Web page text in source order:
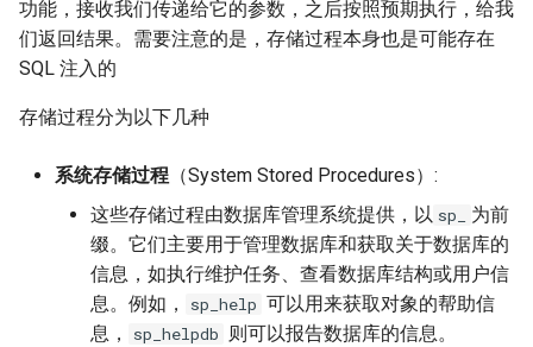
功能，接收我们传递给它的参数，之后按照预期执行，给我
们返回结果。需要注意的是，存储过程本身也是可能存在
SQL 注入的
存储过程分为以下几种
系统存储过程 （System Stored Procedures）:
这些存储过程由数据库管理系统提供，以 sp_
为前
缀。它们主要用于管理数据库和获取关于数据库的
信息，如执行维护任务、查看数据库结构或用户信
息。例如，
sp_help 可以用来获取对象的帮助信
息，
sp_helpdb
则可以报告数据库的信息。